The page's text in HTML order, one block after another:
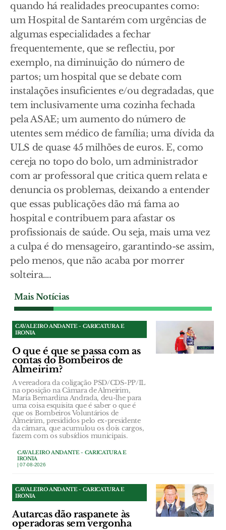
quando há realidades preocupantes como:
um Hospital de Santarém com urgências de
algumas especialidades a fechar
frequentemente, que se reflectiu, por
exemplo, na diminuição do número de
partos; um hospital que se debate com
instalações insuficientes e/ou degradadas, que
tem inclusivamente uma cozinha fechada
pela ASAE; um aumento do número de
utentes sem médico de família; uma dívida da
ULS de quase 45 milhões de euros. E, como
cereja no topo do bolo, um administrador
com ar professoral que critica quem relata e
denuncia os problemas, deixando a entender
que essas publicações dão má fama ao
hospital e contribuem para afastar os
profissionais de saúde. Ou seja, mais uma vez
a culpa é do mensageiro, garantindo-se assim,
pelo menos, que não acaba por morrer
solteira….
Mais Notícias
CAVALEIRO ANDANTE - CARICATURA E
IRONIA
O que é que se passa com as
contas do Bombeiros de
Almeirim?
A vereadora da coligação PSD/CDS-PP/IL
na oposição na Câmara de Almeirim,
Maria Bernardina Andrada, deu-lhe para
uma coisa esquisita que é saber o que é
que os Bombeiros Voluntários de
Almeirim, presididos pelo ex-presidente
da câmara, que acumulou os dois cargos,
fazem com os subsídios municipais.
CAVALEIRO ANDANTE - CARICATURA E
IRONIA
| 07-08-2026
CAVALEIRO ANDANTE - CARICATURA E
IRONIA
Autarcas dão raspanete às
operadoras sem vergonha